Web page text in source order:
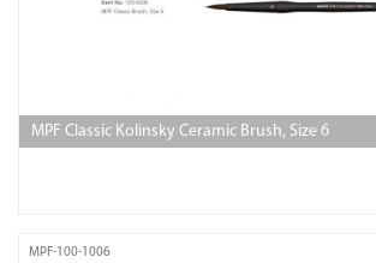
MPF Classic Kolinsky Ceramic Brush, Size 6
MPF-100-1006